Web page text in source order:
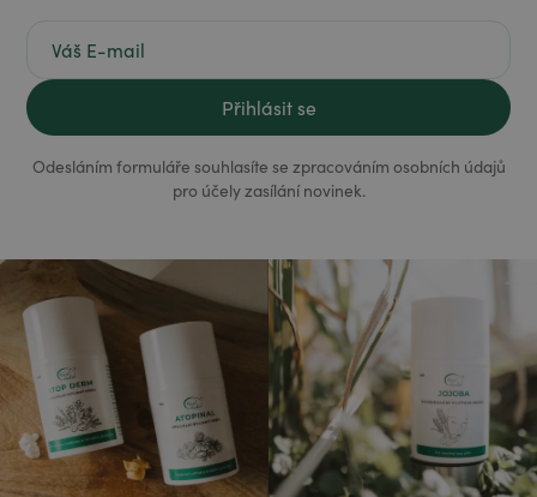
Odesláním formuláře souhlasíte se zpracováním osobních údajů
pro účely zasílání novinek.